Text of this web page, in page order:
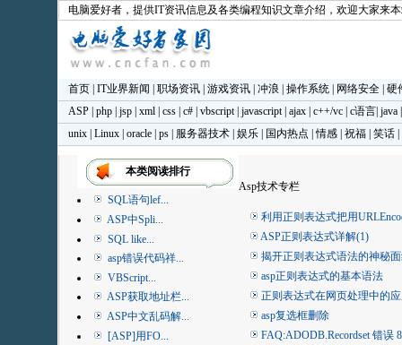
电脑爱好者 ，提供IT资讯信息及各类编程知识文章介绍，欢迎大家来
首页| IT业界新闻 职场资讯| 游戏资讯| 冲浪 操作系统| 网络安全| 硬
ASP| php| jsp| xml| css| c#| vbscript| javascript| ajax| c++/vc| c语言| java
unix| Linux| oracle| ps| 服务器技术| 娱乐| 国内热点 |情感| 祝福| 笑话|
本类阅读排行
SQL语句lef...
ASP中Spli...
SQL like...
asp错误代码祥...
VBScript...
ASP获取地址栏...
ASP中文乱码解...
[ASP]用FO...
Asp技术专栏
利用正则表达式把用
ASP正则表达式详解(1)
揭开正则表达式语法的神秘
asp正则表达式的基本语法
正则表达式在网页处理中的
asp复选框删除
FAQ:ADODB.Recordset 错误